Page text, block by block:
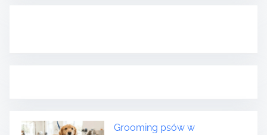
Grooming psów w